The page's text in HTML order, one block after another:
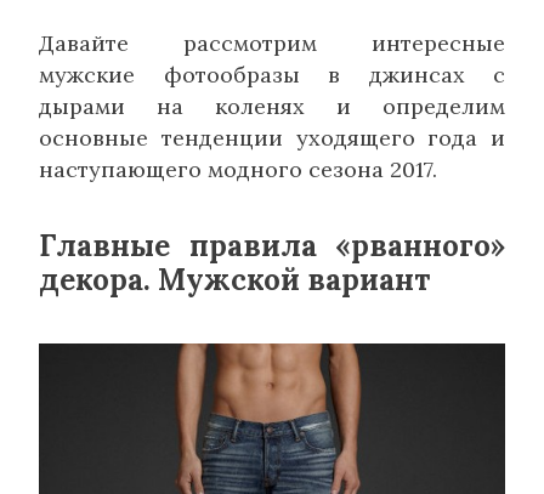
Давайте рассмотрим интересные
мужские фотообразы в джинсах с
дырами на коленях и определим
основные тенденции уходящего года и
наступающего модного сезона 2017.
Главные правила «рванного»
декора. Мужской вариант